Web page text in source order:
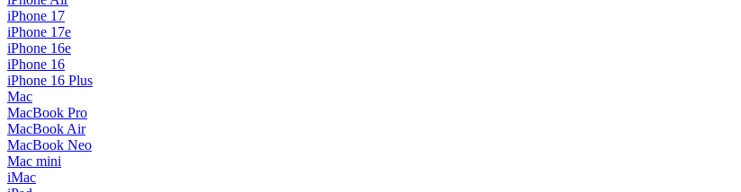
iPhone 17
iPhone 17e
iPhone 16e
iPhone 16
iPhone 16 Plus
Mac
MacBook Pro
MacBook Air
MacBook Neo
Mac mini
iMac